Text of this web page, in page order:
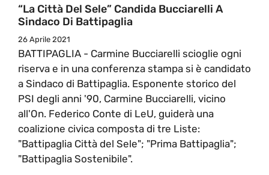
“La Città Del Sele” Candida Bucciarelli A
Sindaco Di Battipaglia
26 Aprile 2021
BATTIPAGLIA - Carmine Bucciarelli scioglie ogni
riserva e in una conferenza stampa si è candidato
a Sindaco di Battipaglia. Esponente storico del
PSI degli anni '90, Carmine Bucciarelli, vicino
all'On. Federico Conte di LeU, guiderà una
coalizione civica composta di tre Liste:
"Battipaglia Città del Sele"; "Prima Battipaglia";
"Battipaglia Sostenibile".